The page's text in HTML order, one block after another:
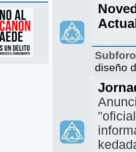
diseño